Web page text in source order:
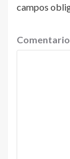
campos
Comentario